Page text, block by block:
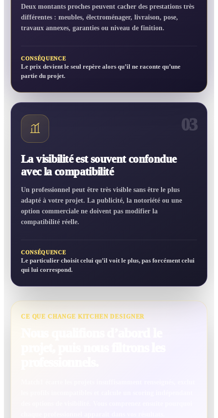
Deux montants proches peuvent cacher des prestations très
différentes : meubles, électroménager, livraison, pose,
travaux annexes, garanties ou niveau de finition.
CONSÉQUENCE
Le prix devient le seul repère alors qu’il ne raconte qu’une
partie du projet.
03
La visibilité est souvent confondue
avec la compatibilité
Un professionnel peut être très visible sans être le plus
adapté à votre projet. La publicité, la notoriété ou une
option commerciale ne doivent pas modifier la
compatibilité réelle.
CONSÉQUENCE
Le particulier choisit celui qu’il voit le plus, pas forcément celui
qui lui correspond.
CE QUE CHANGE KITCHEN DESIGNER